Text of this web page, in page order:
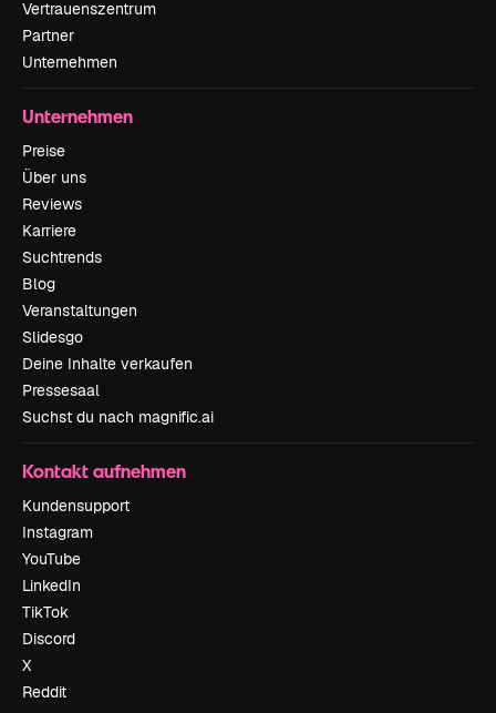
Vertrauenszentrum
Partner
Unternehmen
Unternehmen
Preise
Über uns
Reviews
Karriere
Suchtrends
Blog
Veranstaltungen
Slidesgo
Deine Inhalte verkaufen
Pressesaal
Suchst du nach magnific.ai
Kontakt aufnehmen
Kundensupport
Instagram
YouTube
LinkedIn
TikTok
Discord
X
Reddit